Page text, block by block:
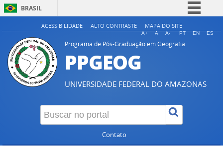
BRASIL
Simplifique!
Comunica BR
Acesso à informação
Legislação
Canais
ACESSIBILIDADE ALTO CONTRASTE MAPA DO SITE
A+ A A- PT EN ES
Programa de Pós-Graduação em Geografia
PPGEOG
UNIVERSIDADE FEDERAL DO AMAZONAS
Contato